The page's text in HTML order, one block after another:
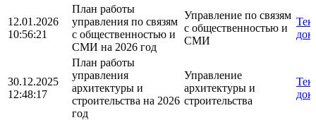
12.01.2026
10:56:21
План работы
управления по связям
с общественностью и
СМИ на 2026 год
Управление по связям
с общественностью и
СМИ
30.12.2025
12:48:17
План работы
управления
архитектуры и
строительства на 2026
год
Управление
архитектуры и
строительства